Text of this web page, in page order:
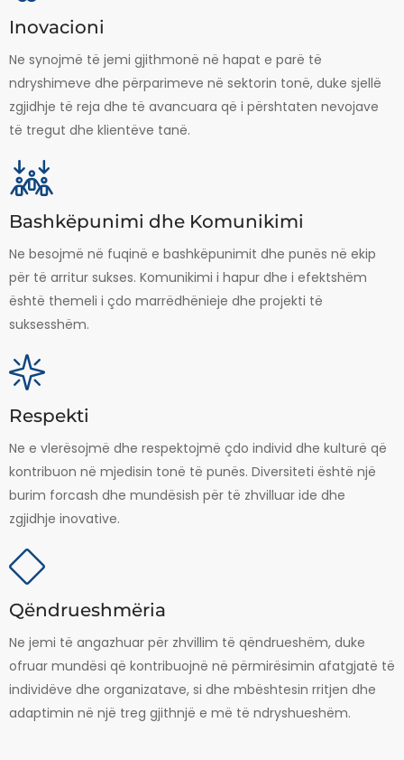
Inovacioni
Ne synojmë të jemi gjithmonë në hapat e parë të
ndryshimeve dhe përparimeve në sektorin tonë, duke sjellë
zgjidhje të reja dhe të avancuara që i përshtaten nevojave
të tregut dhe klientëve tanë.
Bashkëpunimi dhe Komunikimi
Ne besojmë në fuqinë e bashkëpunimit dhe punës në ekip
për të arritur sukses. Komunikimi i hapur dhe i efektshëm
është themeli i çdo marrëdhënieje dhe projekti të
suksesshëm.
Respekti
Ne e vlerësojmë dhe respektojmë çdo individ dhe kulturë që
kontribuon në mjedisin tonë të punës. Diversiteti është një
burim forcash dhe mundësish për të zhvilluar ide dhe
zgjidhje inovative.
Qëndrueshmëria
Ne jemi të angazhuar për zhvillim të qëndrueshëm, duke
ofruar mundësi që kontribuojnë në përmirësimin afatgjatë të
individëve dhe organizatave, si dhe mbështesin rritjen dhe
adaptimin në një treg gjithnjë e më të ndryshueshëm.